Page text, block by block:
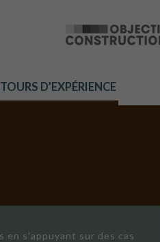
D’EXPÉRIENCE
s'appuyant sur des cas